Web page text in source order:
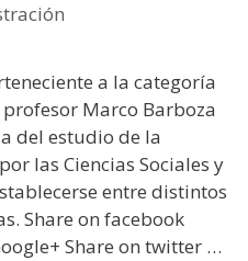
a la categoría
Marco Barboza
del estudio de la
las Ciencias Sociales y
entre distintos
Share on facebook
Share on twitter …